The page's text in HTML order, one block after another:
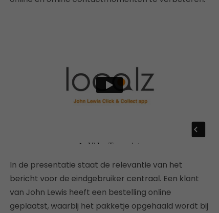
In de presentatie staat de relevantie van het
bericht voor de eindgebruiker centraal. Een klant
van John Lewis heeft een bestelling online
geplaatst, waarbij het pakketje opgehaald wordt bij